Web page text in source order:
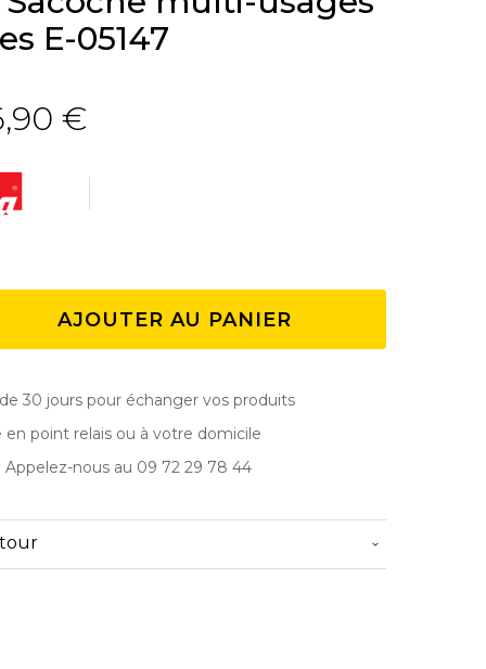
E-05147
€
AJOUTER AU PANIER
30 jours pour échanger vos produits
en point relais ou à votre domicile
Appelez-nous au 09 72 29 78 44